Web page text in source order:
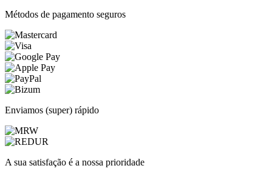
Métodos de pagamento seguros
Enviamos (super) rápido
A sua satisfação é a nossa prioridade